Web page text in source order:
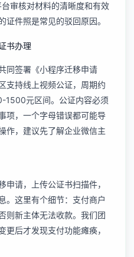
审核对材料的清晰度和有效
件照是常见的驳回原因。
书办理
同签署《小程序迁移申请
支持线上视频公证，周期约
1500元区间。公证内容必须
项，一个字母错误都可能导
作，建议先了解企业微信主
请，上传公证书扫描件，
。这里有个细节：支付商户
则新主体无法收款。我们团
更后才发现支付功能瘫痪，